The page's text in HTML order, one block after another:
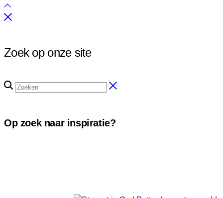
Zoek op onze site
Op zoek naar inspiratie?